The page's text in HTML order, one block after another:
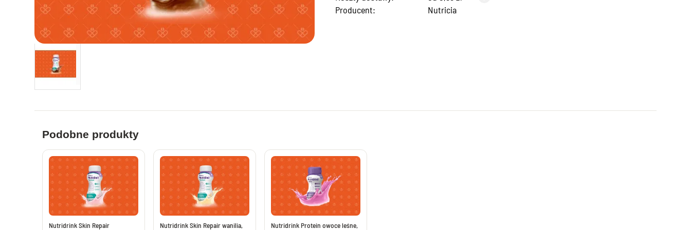
Leki i suplementy na apetyt
Zioła i leki na biegunkę
Probiotyki i synbiotyki
Preparaty nawadniające i uzupełniające
elektrolity
Leki na wątrobę bez recepty
Leki na pasożyty ludzkie bez recepty
Tabletki przeciwbólowe i przeciwgorączkowe
bez recepty
Saszetki przeciwbólowe bez recepty
Tabletki przeciwbólowe dla dorosłych
Leki i suplementy na układ nerwowy
Leki nasenne bez recepty
Tabletki na potencję, leki na erekcję
Leki na prostatę bez recepty
Witaminy dla mężczyzny
Maści i żele na stawy
Maści i żele na stłuczenia
Suplementy diety na stawy
Leki przeciwzapalne bez recepty
Plastry przeciwbólowe i rozgrzewające
Leki na zapalenie układu moczowego
Preparaty na opryszczkę
Maści i kremy na odleżyny
Krople nawilżające do oczu
Krople na czerwone oczy
Krople ze świetlikiem
Krople do oczu
Witaminy i luteina na oczy
Tabletki z luteiną
Producent:
Nutricia
Podobne produkty
Nutridrink Skin Repair
Nutridrink Skin Repair wanilia,
Nutridrink Protein owoce leśne,